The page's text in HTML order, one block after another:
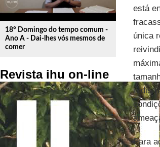
18º Domingo do tempo comum -
Ano A - Dai-lhes vós mesmos de
comer
Revista ihu on-line
está
única
Para